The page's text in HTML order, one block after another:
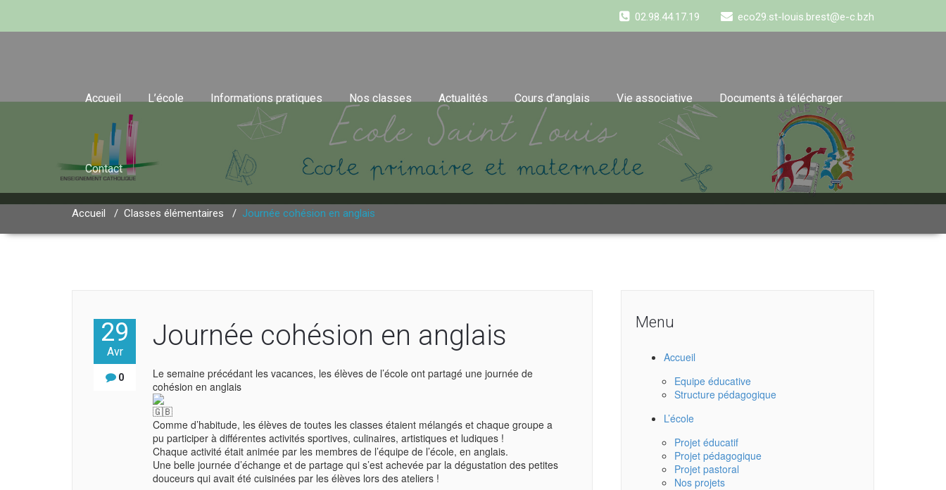
02.98.44.17.19 eco29.st-louis.brest@e-c.bzh
Accueil L’école Informations pratiques Nos classes Actualités Cours d’anglais Vie associative Documents à télécharger
Contact
Accueil / Classes élémentaires / Journée cohésion en anglais
29
Avr
0
Journée cohésion en anglais
Le semaine précédant les vacances, les élèves de l’école ont partagé une journée de
cohésion en anglais
Comme d’habitude, les élèves de toutes les classes étaient mélangés et chaque groupe a
pu participer à différentes activités sportives, culinaires, artistiques et ludiques !
Chaque activité était animée par les membres de l’équipe de l’école, en anglais.
Une belle journée d’échange et de partage qui s’est achevée par la dégustation des petites
douceurs qui avait été cuisinées par les élèves lors des ateliers !
Menu
Accueil
Equipe éducative
Structure pédagogique
L’école
Projet éducatif
Projet pédagogique
Projet pastoral
Nos projets